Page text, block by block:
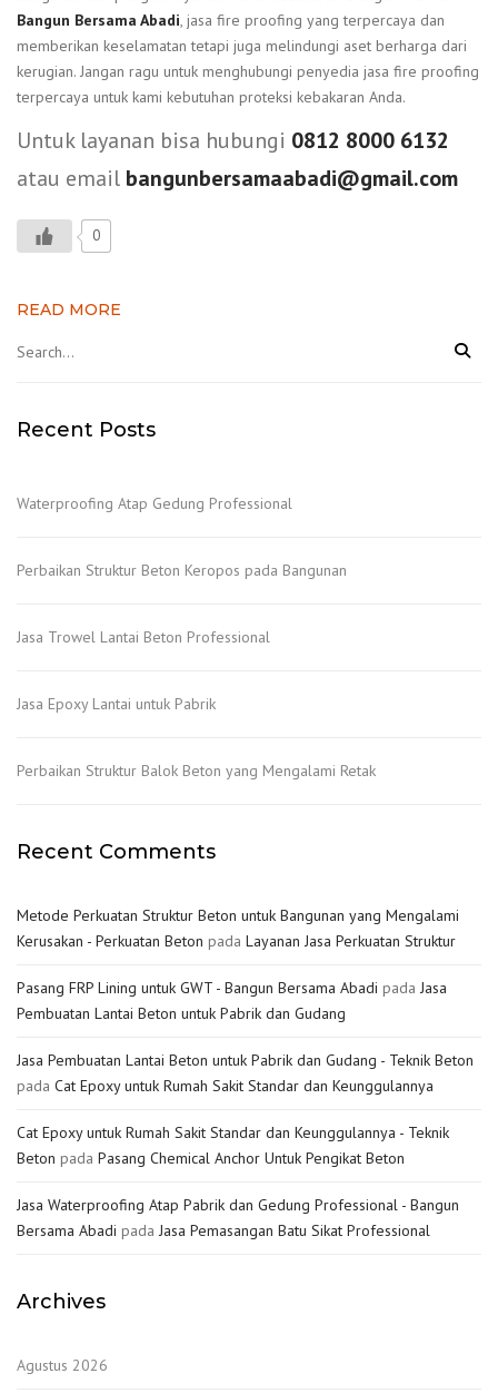
Bangun Bersama Abadi, jasa fire proofing yang terpercaya dan
memberikan keselamatan tetapi juga melindungi aset berharga dari
kerugian. Jangan ragu untuk menghubungi penyedia jasa fire proofing
terpercaya untuk kami kebutuhan proteksi kebakaran Anda.
Untuk layanan bisa hubungi 0812 8000 6132
atau email bangunbersamaabadi@gmail.com
0
READ MORE
Recent Posts
Waterproofing Atap Gedung Professional
Perbaikan Struktur Beton Keropos pada Bangunan
Jasa Trowel Lantai Beton Professional
Jasa Epoxy Lantai untuk Pabrik
Perbaikan Struktur Balok Beton yang Mengalami Retak
Recent Comments
Metode Perkuatan Struktur Beton untuk Bangunan yang Mengalami
Kerusakan - Perkuatan Beton pada Layanan Jasa Perkuatan Struktur
Pasang FRP Lining untuk GWT - Bangun Bersama Abadi pada Jasa
Pembuatan Lantai Beton untuk Pabrik dan Gudang
Jasa Pembuatan Lantai Beton untuk Pabrik dan Gudang - Teknik Beton
pada Cat Epoxy untuk Rumah Sakit Standar dan Keunggulannya
Cat Epoxy untuk Rumah Sakit Standar dan Keunggulannya - Teknik
Beton pada Pasang Chemical Anchor Untuk Pengikat Beton
Jasa Waterproofing Atap Pabrik dan Gedung Professional - Bangun
Bersama Abadi pada Jasa Pemasangan Batu Sikat Professional
Archives
Agustus 2026